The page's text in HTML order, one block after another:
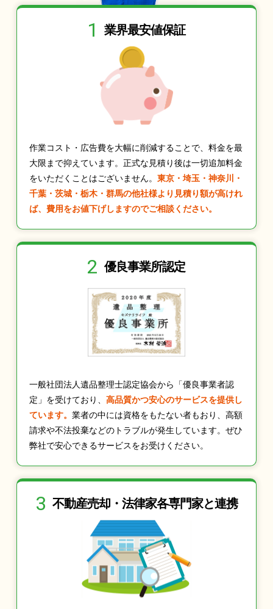
1 業界最安値保証
作業コスト・広告費を大幅に削減することで、料金を最
大限まで抑えています。正式な見積り後は一切追加料金
をいただくことはございません。 東京・埼玉・神奈川・
千葉・茨城・栃木・群馬の他社様より見積り額が高けれ
ば、費用をお値下げしますのでご相談ください。
2 優良事業所認定
一般社団法人遺品整理士認定協会から「優良事業者認
定」を受けており、 高品質かつ安心のサービスを提供し
ています。 業者の中には資格をもたない者もおり、高額
請求や不法投棄などのトラブルが発生しています。ぜひ
弊社で安心できるサービスをお受けください。
3 不動産売却・法律家各専門家と連携